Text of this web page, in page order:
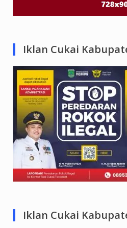
Iklan Cukai
Iklan Cukai